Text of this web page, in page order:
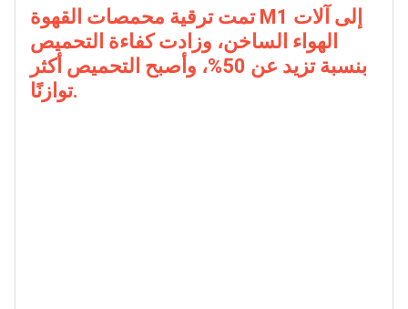
تمت ترقية محمصات القهوة M1 إلى آلات
الهواء الساخن، وزادت كفاءة التحميص
بنسبة تزيد عن 50%، وأصبح التحميص أكثر
توازنًا.